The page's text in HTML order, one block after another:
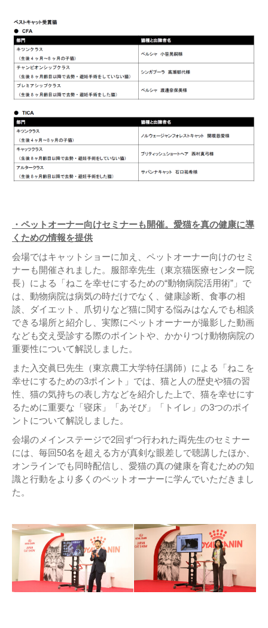
・ペットオーナー向けセミナーも開催。 愛猫を真の健康に導
くための情報を提供
会場ではキャットショーに加え、ペットオーナー向けのセミ
ナーも開催されました。服部幸先生（東京猫医療センター院
長）による「ねこを幸せにするための“動物病院活用術”」で
は、動物病院は病気の時だけでなく、健康診断、食事の相
談、ダイエット、爪切りなど猫に関する悩みはなんでも相談
できる場所と紹介し、実際にペットオーナーが撮影した動画
なども交え受診する際のポイントや、かかりつけ動物病院の
重要性について解説しました。
また入交眞巳先生（東京農工大学特任講師）による「ねこを
幸せにするための3ポイント」では、猫と人の歴史や猫の習
性、猫の気持ちの表し方などを紹介した上で、猫を幸せにす
るために重要な「寝床」「あそび」「トイレ」の3つのポイ
ントについて解説しました。
会場のメインステージで2回ずつ行われた両先生のセミナー
には、毎回50名を超える方が真剣な眼差しで聴講したほか、
オンラインでも同時配信し、愛猫の真の健康を育むための知
識と行動をより多くのペットオーナーに学んでいただきまし
た。